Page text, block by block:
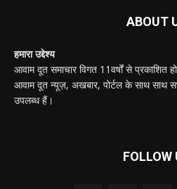
ABOUT
हमारा उद्देश्य
आवाम दूत समाचार विगत 11वर्षों से
आवाम दूत न्यूज़, अखबार, पोर्टल के साथ साथ
उपलब्ध हैं।
FOLLOW